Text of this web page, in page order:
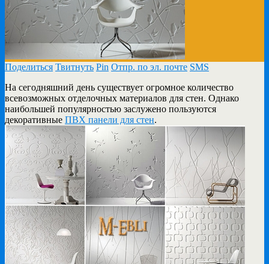
Поделиться Твитнуть Pin Отпр. по эл. почте SMS
На сегодняшний день существует огромное количество
всевозможных отделочных материалов для стен. Однако
наибольшей популярностью заслужено пользуются
декоративные ПВХ панели для стен.